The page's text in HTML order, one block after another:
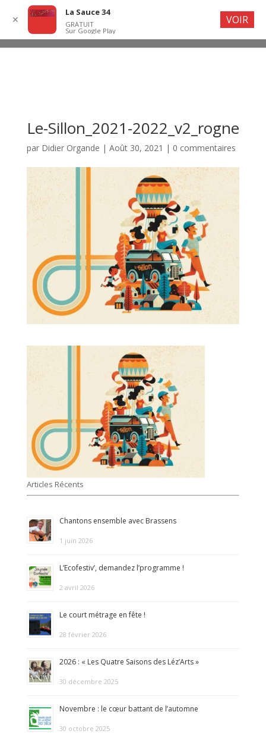
Le-Sillon_2021-2022_v2_rogne
par Didier Organde | Août 30, 2021 | 0 commentaires
Articles Récents
Chantons ensemble avec Brassens
1 juin 2026
L’Ecofestiv’, demandez l’programme !
2 avril 2026
Le court métrage en fête !
28 février 2026
2026 : « Les Quatre Saisons des Léz’Arts »
30 décembre 2025
Novembre : le cœur battant de l’automne
30 octobre 2025
✕
La Sauce 34
GRATUIT
Sur Google Play
VOIR